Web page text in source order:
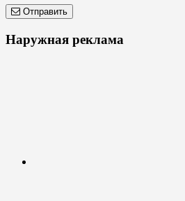
Отправить
Наружная реклама